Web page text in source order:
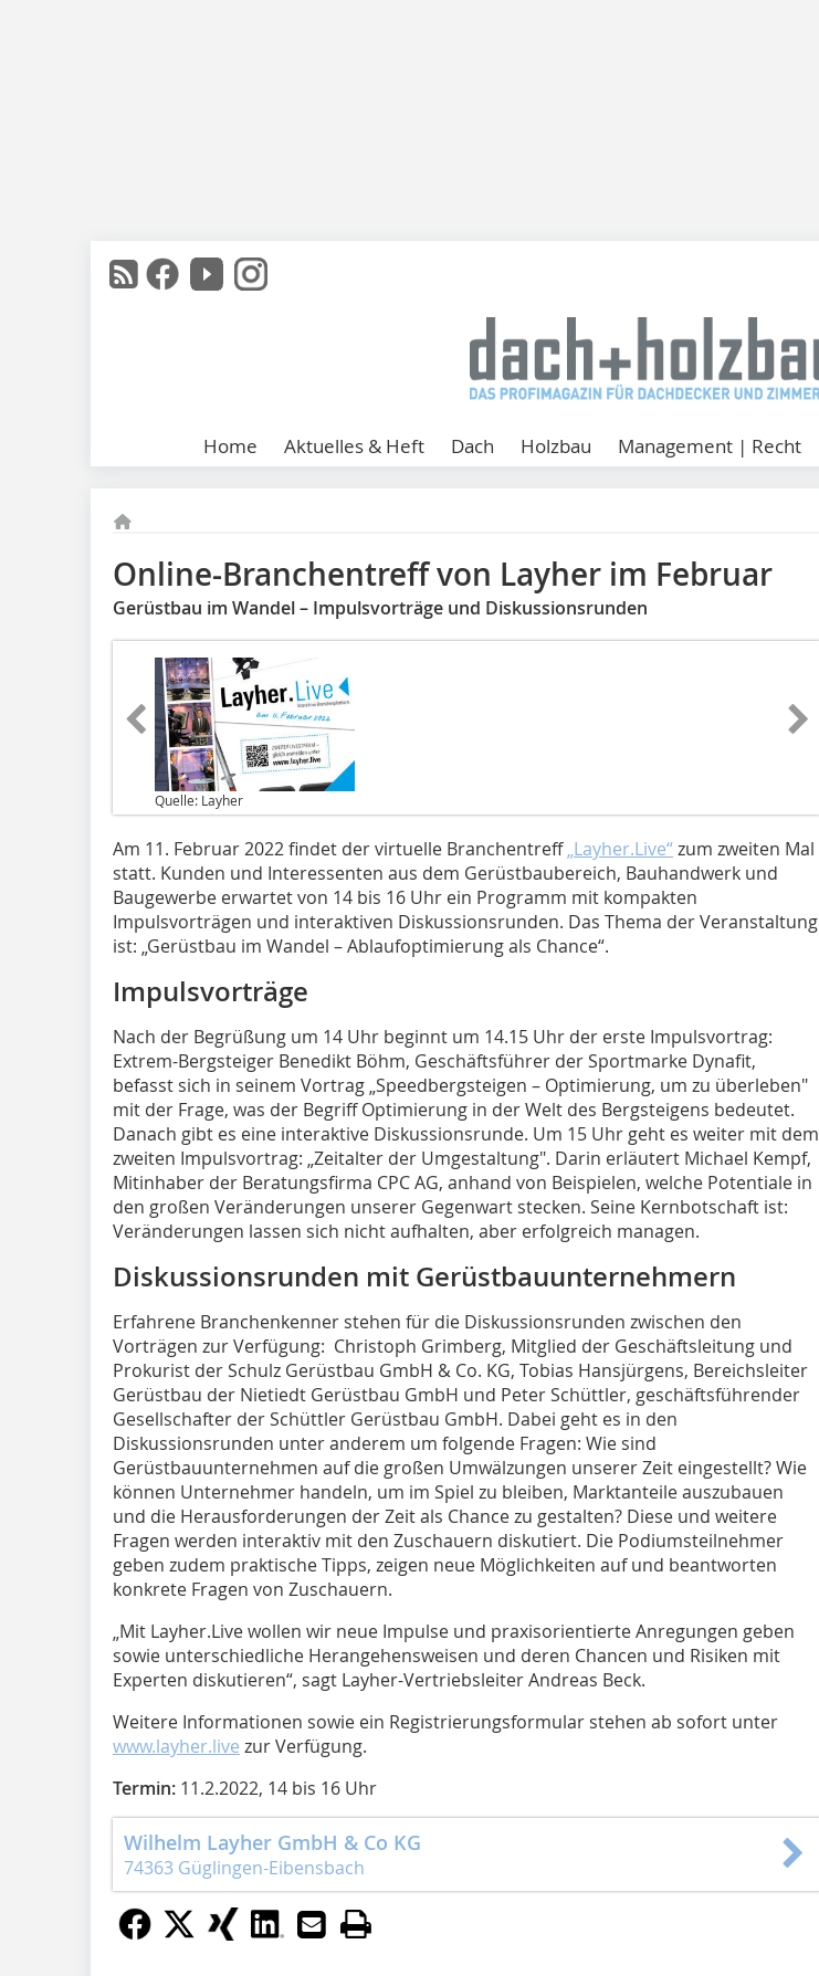
Home Aktuelles & Heft Dach Holzbau Management | Recht
Online-Branchentreff von Layher im Februar
Gerüstbau im Wandel – Impulsvorträge und Diskussionsrunden
Quelle: Layher
Am 11. Februar 2022 findet der virtuelle Branchentreff„Layher.Live“zum zweiten Mal
statt. Kunden und Interessenten aus dem Gerüstbaubereich, Bauhandwerk und
Baugewerbe erwartet von 14 bis 16 Uhr ein Programm mit kompakten
Impulsvorträgen und interaktiven Diskussionsrunden. Das Thema der Veranstaltung
ist: „Gerüstbau im Wandel – Ablaufoptimierung als Chance“.
Impulsvorträge
Nach der Begrüßung um 14 Uhr beginnt um 14.15 Uhr der erste Impulsvortrag:
Extrem-Bergsteiger Benedikt Böhm, Geschäftsführer der Sportmarke Dynafit,
befasst sich in seinem Vortrag „Speedbergsteigen – Optimierung, um zu überleben"
mit der Frage, was der Begriff Optimierung in der Welt des Bergsteigens bedeutet.
Danach gibt es eine interaktive Diskussionsrunde. Um 15 Uhr geht es weiter mit dem
zweiten Impulsvortrag: „Zeitalter der Umgestaltung". Darin erläutert Michael Kempf,
Mitinhaber der Beratungsfirma CPC AG, anhand von Beispielen, welche Potentiale in
den großen Veränderungen unserer Gegenwart stecken. Seine Kernbotschaft ist:
Veränderungen lassen sich nicht aufhalten, aber erfolgreich managen.
Diskussionsrunden mit Gerüstbauunternehmern
Erfahrene Branchenkenner stehen für die Diskussionsrunden zwischen den
Vorträgen zur Verfügung: Christoph Grimberg, Mitglied der Geschäftsleitung und
Prokurist der Schulz Gerüstbau GmbH & Co. KG, Tobias Hansjürgens, Bereichsleiter
Gerüstbau der Nietiedt Gerüstbau GmbH und Peter Schüttler, geschäftsführender
Gesellschafter der Schüttler Gerüstbau GmbH. Dabei geht es in den
Diskussionsrunden unter anderem um folgende Fragen: Wie sind
Gerüstbauunternehmen auf die großen Umwälzungen unserer Zeit eingestellt? Wie
können Unternehmer handeln, um im Spiel zu bleiben, Marktanteile auszubauen
und die Herausforderungen der Zeit als Chance zu gestalten? Diese und weitere
Fragen werden interaktiv mit den Zuschauern diskutiert. Die Podiumsteilnehmer
geben zudem praktische Tipps, zeigen neue Möglichkeiten auf und beantworten
konkrete Fragen von Zuschauern.
„Mit Layher.Live wollen wir neue Impulse und praxisorientierte Anregungen geben
sowie unterschiedliche Herangehensweisen und deren Chancen und Risiken mit
Experten diskutieren“, sagt Layher-Vertriebsleiter Andreas Beck.
Weitere Informationen sowie ein Registrierungsformular stehen ab sofort unter
www.layher.live zur Verfügung.
Termin: 11.2.2022, 14 bis 16 Uhr
Wilhelm Layher GmbH & Co KG
74363 Güglingen-Eibensbach